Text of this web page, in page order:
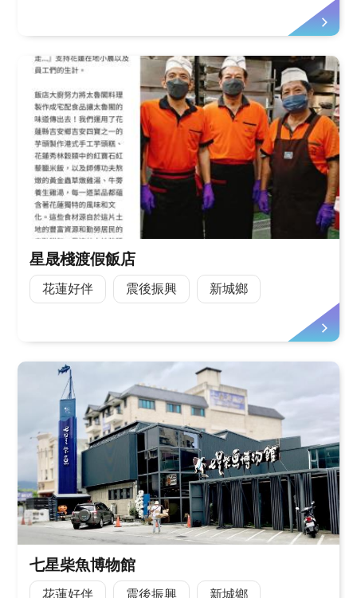
星晟棧渡假飯店
花蓮好伴 震後振興 新城鄉
七星柴魚博物館
花蓮好伴 震後振興 新城鄉